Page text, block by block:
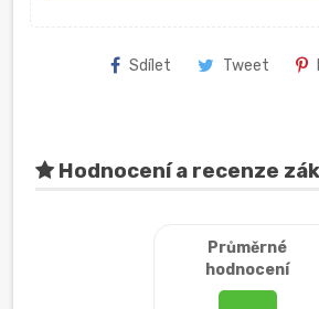
Sdílet Tweet
Hodnocení a recenze
Průměrné
hodnocení